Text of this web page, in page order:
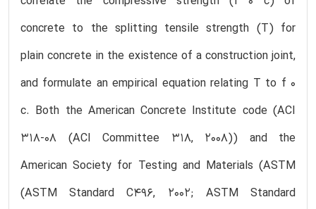
concrete to the splitting tensile strength (T) for
plain concrete in the existence of a construction joint,
and formulate an empirical equation relating T to f 0
c. Both the American Concrete Institute code (ACI
318-08 (ACI Committee 318, 2008)) and the
American Society for Testing and Materials (ASTM
(ASTM Standard C496, 2002; ASTM Standard